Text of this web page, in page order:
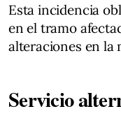
Esta incidencia
en el tramo
alteraciones en la
Servicio